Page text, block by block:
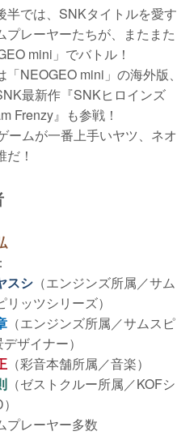
半では、SNKタイトルを愛す
プレーヤーたちが、またまた
mini」でバトル！
NEOGEO mini」の海外版、
最新作『SNKヒロインズ
Frenzy』も参戦！
ームが一番上手いヤツ、ネオ
だ！
スシ （エンジンズ所属／サム
リッツシリーズ）
（エンジンズ所属／サムスピ
ザイナー）
（彩音本舗所属／音楽）
（ゼストクルー所属／KOFシ
プレーヤー多数